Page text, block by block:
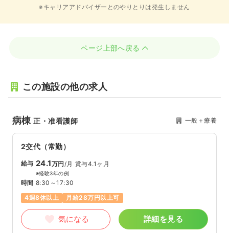
※キャリアアドバイザーとのやりとりは発生しません
ページ上部へ戻る
この施設の他の求人
病棟正・准看護師 一般＋療養
2交代（常勤）
給与 24.1万円/月 賞与4.1ヶ月
※経験3年の例
時間 8:30～17:30
4週8休以上
月給28万円以上可
気になる 詳細を見る